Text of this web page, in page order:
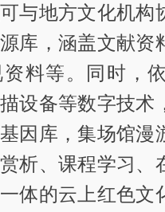
与地方文化机构
库，涵盖文献资
料等。同时，
设备等数字技术
基因库，集场馆漫
析、课程学习、
体的云上红色文